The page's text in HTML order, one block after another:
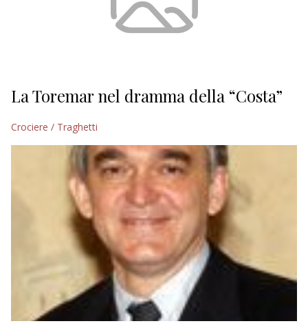
La Toremar nel dramma della “Costa”
Crociere / Traghetti